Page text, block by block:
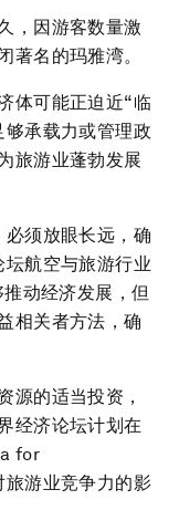
，因游客数量激
著名的玛雅湾。
体可能正迫近“临
承载力或管理政
旅游业蓬勃发展
须放眼长远，确
航空与旅游行业
动经济发展，但
相关者方法，确
源的适当投资，
经济论坛计划在
for
游业竞争力的影